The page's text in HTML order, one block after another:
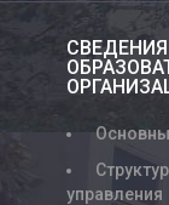
управления